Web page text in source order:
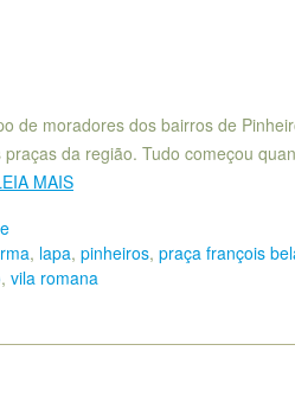
de moradores dos bairros de
da região. Tudo começou
MAIS
, lapa, pinheiros, praça françois
, vila romana